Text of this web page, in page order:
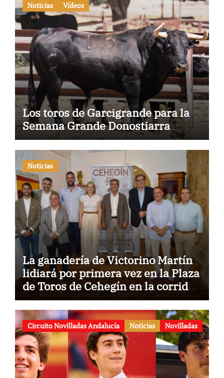
Noticias Vídeos
Los toros de Garcigrande para la
Semana Grande Donostiarra
Noticias
La ganadería de Victorino Martín
lidiará por primera vez en la Plaza
de Toros de Cehegín en la corrida
conmemorativa de su 125
aniversario
Circuito Novilladas Andalucía Noticias Novilladas